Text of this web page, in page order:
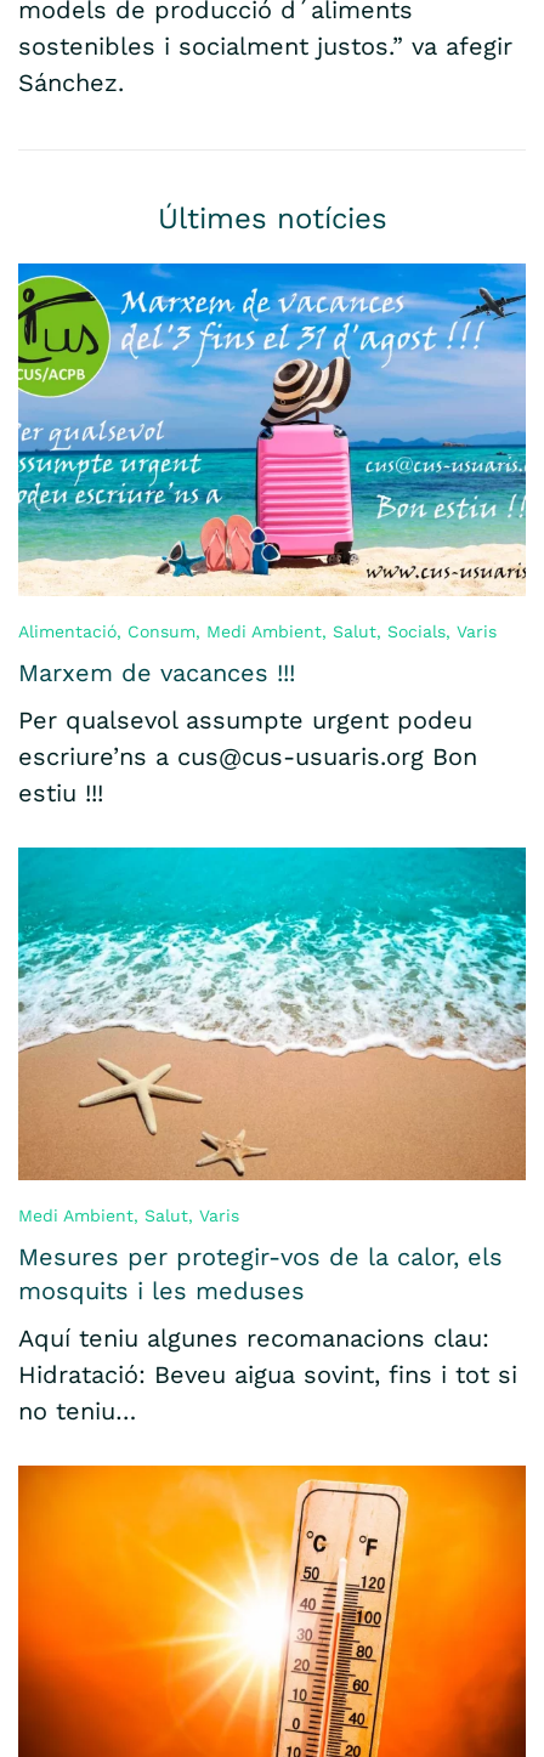
models de producció d´aliments
sostenibles i socialment justos.” va afegir
Sánchez.
Últimes notícies
Alimentació, Consum, Medi Ambient, Salut, Socials, Varis
Marxem de vacances !!!
Per qualsevol assumpte urgent podeu
escriure’ns a cus@cus-usuaris.org Bon
estiu !!!
Medi Ambient, Salut, Varis
Mesures per protegir-vos de la calor, els
mosquits i les meduses
Aquí teniu algunes recomanacions clau:
Hidratació: Beveu aigua sovint, fins i tot si
no teniu…